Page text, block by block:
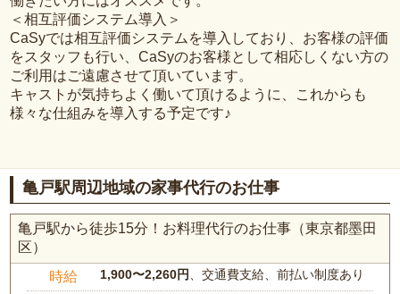
＜相互評価システム導入＞
CaSyでは相互評価システムを導入しており、お客様の評価
をスタッフも行い、CaSyのお客様として相応しくない方の
ご利用はご遠慮させて頂いています。
キャストが気持ちよく働いて頂けるように、これからも
様々な仕組みを導入する予定です♪
亀戸駅周辺地域の家事代行のお仕事
亀戸駅から徒歩15分！お料理代行のお仕事（東京都墨田
区）
時給 1,900〜2,260円、交通費支給、前払い制度あり